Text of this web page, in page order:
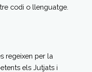
codi o llenguatge.
regeixen per la
els Jutjats i